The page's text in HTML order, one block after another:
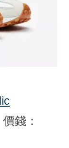
錢：